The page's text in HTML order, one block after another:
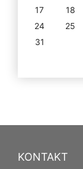
17
18
24
25
31
KONTAKT